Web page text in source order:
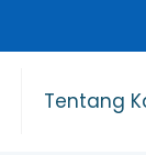
Tentang